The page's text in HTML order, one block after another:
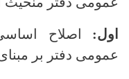
اول: اصلاح
عمومی دفتر بر